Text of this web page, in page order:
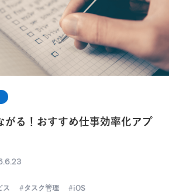
がる！おすすめ仕事効率化アプ
ス タスク管理 iOS